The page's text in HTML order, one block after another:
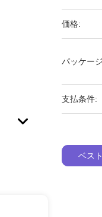
価格:
パッケー
支払条件:
ベス